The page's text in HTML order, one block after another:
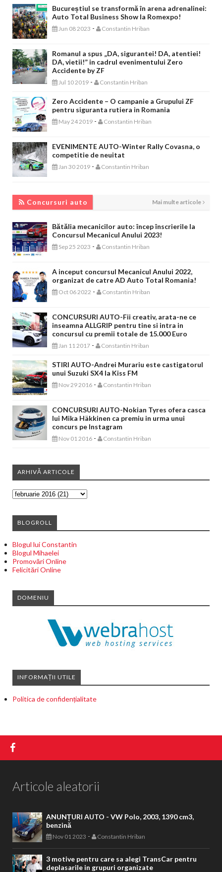
Bucureștiul se transformă în arena adrenalinei:
Auto Total Business Show la Romexpo!
Jun 08 2023 - Constantin Hriban
Romanul a spus „DA, sigurantei! DA, atentiei!
DA, vietii!” in cadrul evenimentului Zero
Accidente by ZF
Jul 10 2019 - Constantin Hriban
Zero Accidente – O campanie a Grupului ZF
pentru siguranta rutiera in Romania
May 24 2019 - Constantin Hriban
EVENIMENTE AUTO-Winter Rally Covasna, o
competitie de neuitat
Jan 30 2019 - Constantin Hriban
Concursuri auto Mai multe articole
Bătălia mecanicilor auto: încep înscrierile la
Concursul Mecanicul Anului 2023!
Sep 25 2023 - Constantin Hriban
A inceput concursul Mecanicul Anului 2022,
organizat de catre AD Auto Total Romania!
Oct 06 2022 - Constantin Hriban
CONCURSURI AUTO-Fii creativ, arata-ne ce
inseamna ALLGRIP pentru tine si intra in
concursul cu premii totale de 15.000 Euro
Jan 11 2017 - Constantin Hriban
STIRI AUTO-Andrei Murariu este castigatorul
unui Suzuki SX4 la Kiss FM
Nov 29 2016 - Constantin Hriban
CONCURSURI AUTO-Nokian Tyres ofera casca
lui Mika Häkkinen ca premiu in urma unui
concurs pe Instagram
Nov 01 2016 - Constantin Hriban
ARHIVĂ ARTICOLE
BLOGROLL
Blogul lui Constantin
Blogul Mihaelei
Promovări Online
Felicitări Online
DOMENIU
INFORMAȚII UTILE
Politica de confidențialitate
Articole aleatorii
ANUNȚURI AUTO - VW Polo, 2003, 1390 cm3,
benzină
Nov 01 2023 - Constantin Hriban
3 motive pentru care sa alegi TransCar pentru
deplasarile in grupuri organizate